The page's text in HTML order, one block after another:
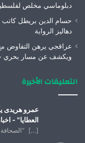
دبلوماسي مخلص
حسام الدين بريطل كاتب
دهاليز الرواية
عراقجي يرهن التفاوض
ويكشف عن مسار بحري
التعليقات الأخيرة
عمرو هريدى
العطايا" -
[…] “الصحافة